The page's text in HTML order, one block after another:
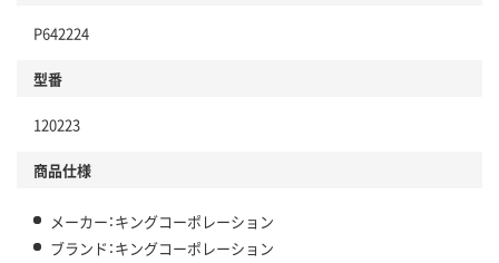
P642224
型番
120223
商品仕様
メーカー：キングコーポレーション
ブランド：キングコーポレーション